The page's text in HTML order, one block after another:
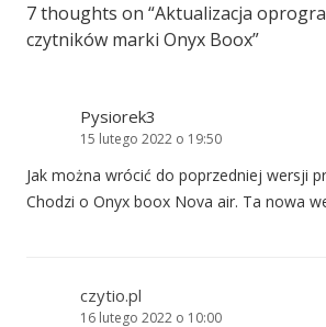
7 thoughts on “Aktualizacja
czytników marki Onyx Boox”
Pysiorek3
15 lutego 2022 o 19:50
Jak można wrócić do poprzedniej wersji
Chodzi o Onyx boox Nova air. Ta nowa
czytio.pl
16 lutego 2022 o 10:00